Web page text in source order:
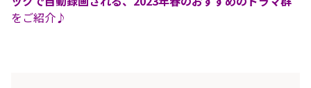
をご紹介♪